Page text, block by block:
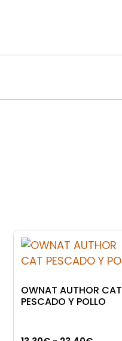
OWNAT AUTHOR CAT
PESCADO Y POLLO